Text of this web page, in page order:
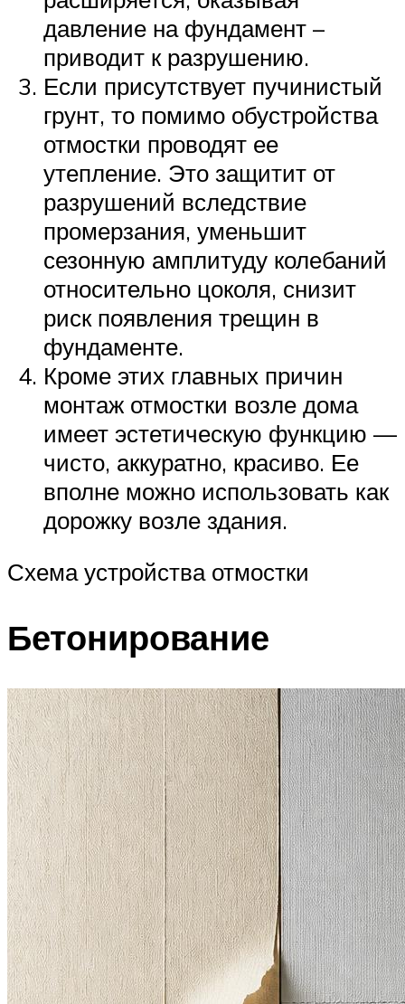
давление на фундамент –
приводит к разрушению.
Если присутствует пучинистый
грунт, то помимо обустройства
отмостки проводят ее
утепление. Это защитит от
разрушений вследствие
промерзания, уменьшит
сезонную амплитуду колебаний
относительно цоколя, снизит
риск появления трещин в
фундаменте.
Кроме этих главных причин
монтаж отмостки возле дома
имеет эстетическую функцию —
чисто, аккуратно, красиво. Ее
вполне можно использовать как
дорожку возле здания.
Схема устройства отмостки
Бетонирование